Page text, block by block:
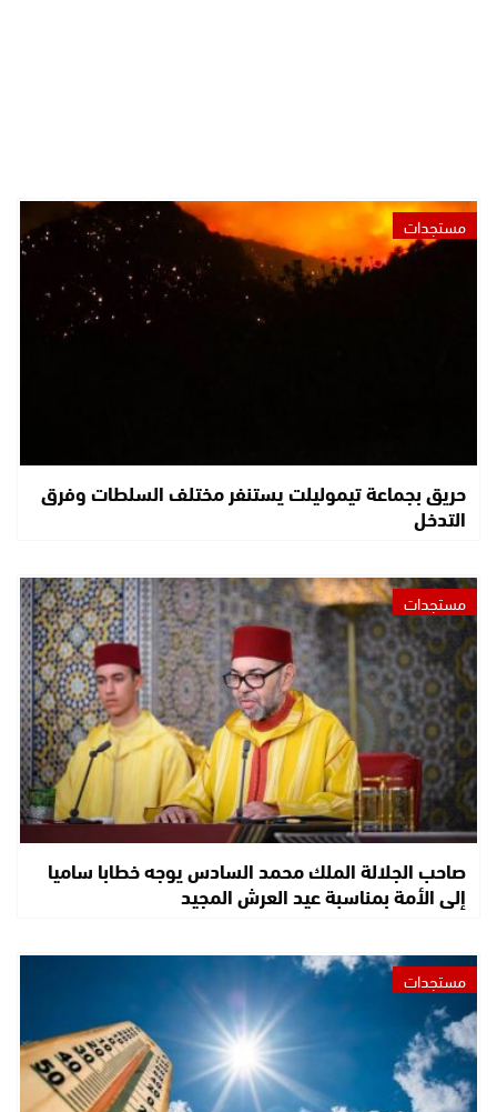
مستجدات
حريق بجماعة تيموليلت يستنفر مختلف السلطات وفرق
التدخل
مستجدات
صاحب الجلالة الملك محمد السادس يوجه خطابا ساميا
إلى الأمة بمناسبة عيد العرش المجيد
مستجدات